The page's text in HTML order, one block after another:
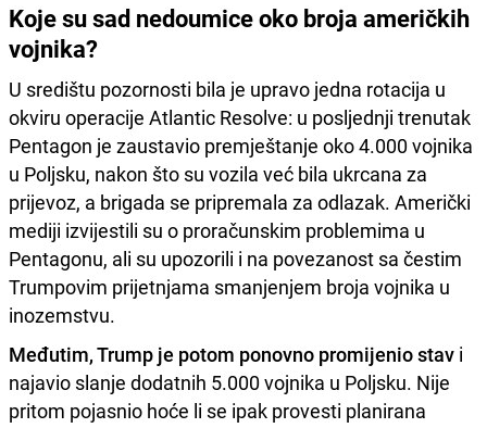
Koje su sad nedoumice oko broja američkih
vojnika?
U središtu pozornosti bila je upravo jedna rotacija u
okviru operacije Atlantic Resolve: u posljednji trenutak
Pentagon je zaustavio premještanje oko 4.000 vojnika
u Poljsku, nakon što su vozila već bila ukrcana za
prijevoz, a brigada se pripremala za odlazak. Američki
mediji izvijestili su o proračunskim problemima u
Pentagonu, ali su upozorili i na povezanost sa čestim
Trumpovim prijetnjama smanjenjem broja vojnika u
inozemstvu.
Međutim, Trump je potom ponovno promijenio stav i
najavio slanje dodatnih 5.000 vojnika u Poljsku. Nije
pritom pojasnio hoće li se ipak provesti planirana